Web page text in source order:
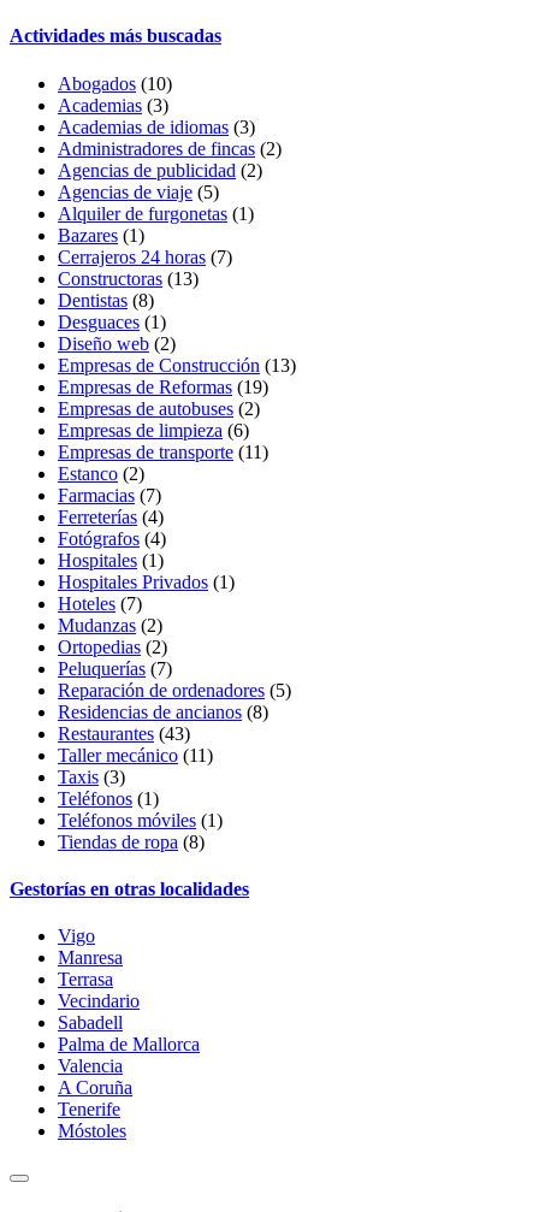
Actividades más buscadas
Abogados (10)
Academias (3)
Academias de idiomas (3)
Administradores de fincas (2)
Agencias de publicidad (2)
Agencias de viaje (5)
Alquiler de furgonetas (1)
Bazares (1)
Cerrajeros 24 horas (7)
Constructoras (13)
Dentistas (8)
Desguaces (1)
Diseño web (2)
Empresas de Construcción (13)
Empresas de Reformas (19)
Empresas de autobuses (2)
Empresas de limpieza (6)
Empresas de transporte (11)
Estanco (2)
Farmacias (7)
Ferreterías (4)
Fotógrafos (4)
Hospitales (1)
Hospitales Privados (1)
Hoteles (7)
Mudanzas (2)
Ortopedias (2)
Peluquerías (7)
Reparación de ordenadores (5)
Residencias de ancianos (8)
Restaurantes (43)
Taller mecánico (11)
Taxis (3)
Teléfonos (1)
Teléfonos móviles (1)
Tiendas de ropa (8)
Gestorías en otras localidades
Vigo
Manresa
Terrasa
Vecindario
Sabadell
Palma de Mallorca
Valencia
A Coruña
Tenerife
Móstoles